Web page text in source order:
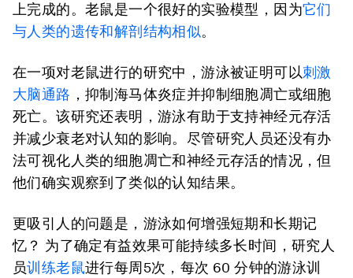
上完成的。老鼠是一个很好的实验模型，因为它们
与人类的遗传和解剖结构相似。
在一项对老鼠进行的研究中，游泳被证明可以刺激
大脑通路 ，抑制海马体炎症并抑制细胞凋亡或细胞
死亡。该研究还表明，游泳有助于支持神经元存活
并减少衰老对认知的影响。尽管研究人员还没有办
法可视化人类的细胞凋亡和神经元存活的情况，但
他们确实观察到了类似的认知结果。
更吸引人的问题是，游泳如何增强短期和长期记
忆？ 为了确定有益效果可能持续多长时间，研究人
员训练老鼠进行每周5次，每次 60 分钟的游泳训